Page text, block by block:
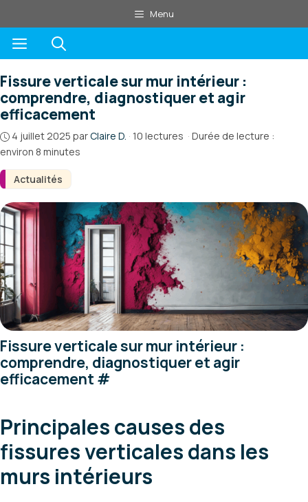
au
contenu
Menu
Menu
Actualités
Fissure verticale sur mur intérieur :
comprendre, diagnostiquer et agir
efficacement
4 juillet 2025 parClaire D. · 10 lectures · Durée de lecture :
environ 8 minutes
Fissure verticale sur mur intérieur :
comprendre, diagnostiquer et agir
efficacement #
Principales causes des
fissures verticales dans les
murs intérieurs